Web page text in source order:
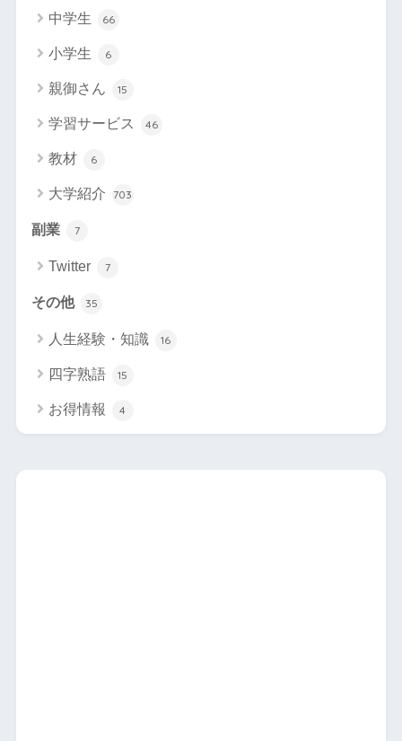
中学生 66
小学生 6
親御さん 15
学習サービス 46
教材 6
大学紹介 703
副業 7
Twitter 7
その他 35
人生経験・知識 16
四字熟語 15
お得情報 4